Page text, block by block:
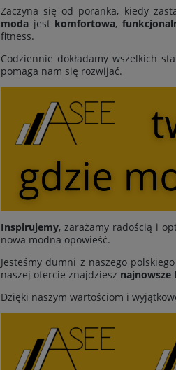
Zaczyna się od poranka, kiedy
moda jest komfortowa,
fitness.
Codziennie dokładamy wszelkich
pomaga nam się rozwijać.
Inspirujemy, zarażamy radością i
nowa modna opowieść.
Jesteśmy dumni z naszego
naszej ofercie znajdziesz najnowsze
Dzięki naszym wartościom i